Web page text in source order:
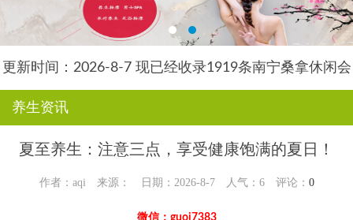
更新时间：2026-8-7 现已经收录1919条南宁桑拿休闲会
养生资讯
夏至养生：注意三点，享受健康饱满的夏日！
作者：aqi 来源： 日期：2026-8-7 人气： 6评论： 0
微信：guoj7383